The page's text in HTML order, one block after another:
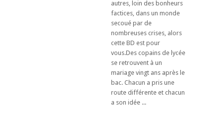
autres, loin des bonheurs
factices, dans un monde
secoué par de
nombreuses crises, alors
cette BD est pour
vous.Des copains de lycée
se retrouvent à un
mariage vingt ans après le
bac. Chacun a pris une
route différente et chacun
a son idée ...